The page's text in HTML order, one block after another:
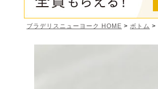
ブラデリスニューヨーク HOME ボトム